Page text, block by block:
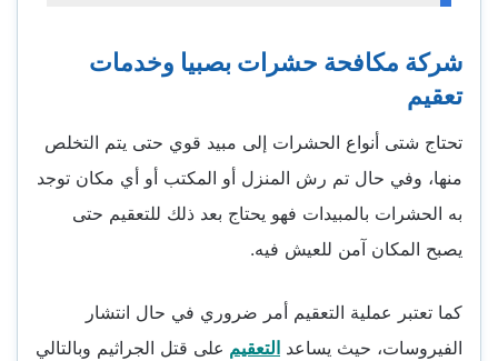
شركة مكافحة حشرات بصبيا وخدمات
تعقيم
تحتاج شتى أنواع الحشرات إلى مبيد قوي حتى يتم التخلص
منها، وفي حال تم رش المنزل أو المكتب أو أي مكان توجد
به الحشرات بالمبيدات فهو يحتاج بعد ذلك للتعقيم حتى
يصبح المكان آمن للعيش فيه.
كما تعتبر عملية التعقيم أمر ضروري في حال انتشار
الفيروسات، حيث يساعد التعقيم على قتل الجراثيم وبالتالي